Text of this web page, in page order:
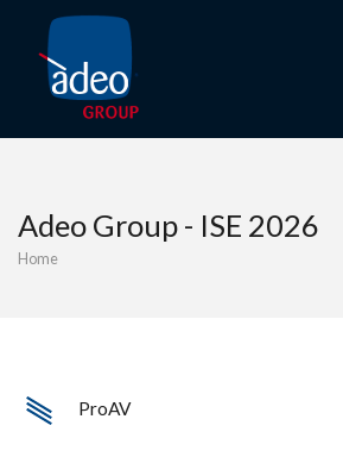
Adeo Group - ISE 2026
Home
ProAV